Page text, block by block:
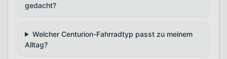
gedacht?
Welcher Centurion-Fahrradtyp passt zu meinem
Alltag?